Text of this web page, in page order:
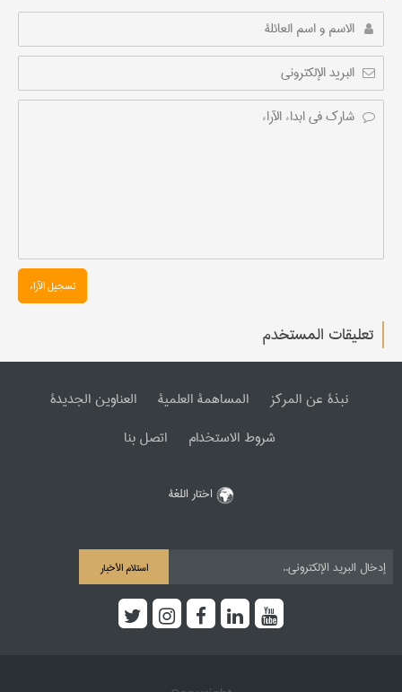
تسجیل الآراء
تعليقات المستخدم
نبذة عن المرکز المساهمة العلمیة
العناوین الجدیدة
شروط الاستخدام
اتصل بنا
اختار اللغة
استلام الأخبار